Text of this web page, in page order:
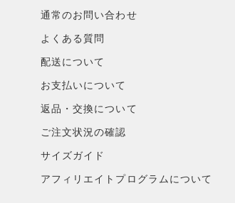
通常のお問い合わせ
よくある質問
配送について
お支払いについて
返品・交換について
ご注文状況の確認
サイズガイド
アフィリエイトプログラムについて